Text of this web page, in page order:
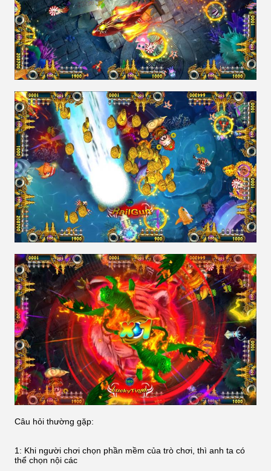
Câu hỏi thường gặp:
1: Khi người chơi chọn phần mềm của trò chơi, thì anh ta có
thể chọn nội các